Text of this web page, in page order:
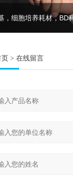
，细胞培养耗材，BD
页 > 在线留言